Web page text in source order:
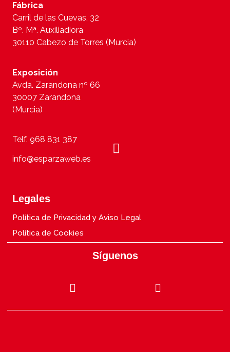
Fábrica
Carril de las Cuevas, 32
Bº. Mª. Auxiliadiora
30110 Cabezo de Torres (Murcia)
Exposición
Avda. Zarandona nº 66
30007 Zarandona
(Murcia)
Telf. 968 831 387
info@esparzaweb.es
Legales
Política de Privacidad y Aviso Legal
Política de Cookies
Síguenos